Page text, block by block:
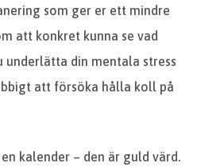
som ger er ett mindre
att konkret kunna se vad
underlätta din mentala stress
att försöka hålla koll på
kalender – den är guld värd.